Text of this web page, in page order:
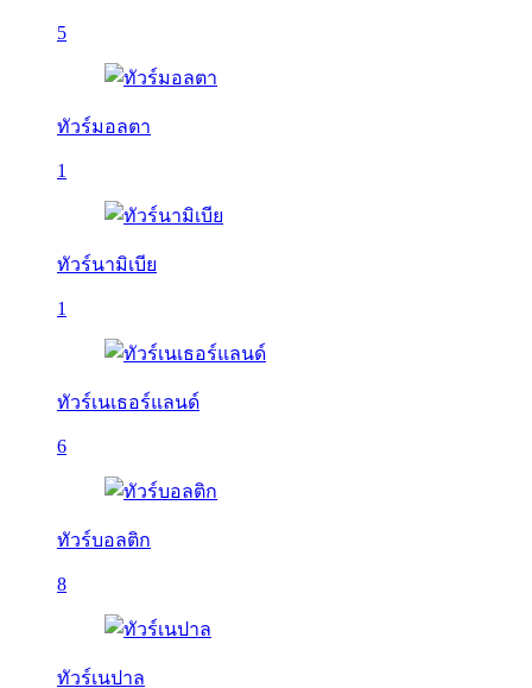
5
ทัวร์มอลตา
1
ทัวร์นามิเบีย
1
ทัวร์เนเธอร์แลนด์
6
ทัวร์บอลติก
8
ทัวร์เนปาล